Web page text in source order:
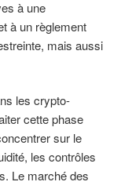
à une
à un règlement
mais aussi
les crypto-
cette phase
sur le
les contrôles
Le marché des